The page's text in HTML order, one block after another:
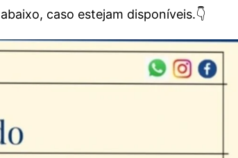
caso estejam disponíveis.👇